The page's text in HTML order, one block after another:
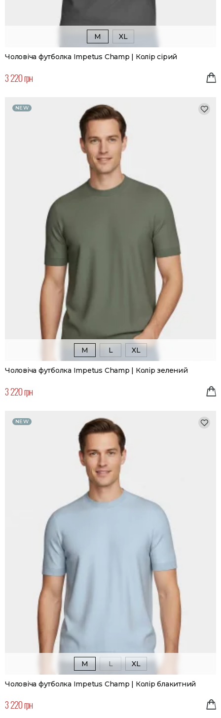
M XL
Чоловіча футболка Impetus Champ | Колір сірий
3 220 грн
NEW
M L XL
Чоловіча футболка Impetus Champ | Колір зелений
3 220 грн
NEW
M L XL
Чоловіча футболка Impetus Champ | Колір блакитний
3 220 грн